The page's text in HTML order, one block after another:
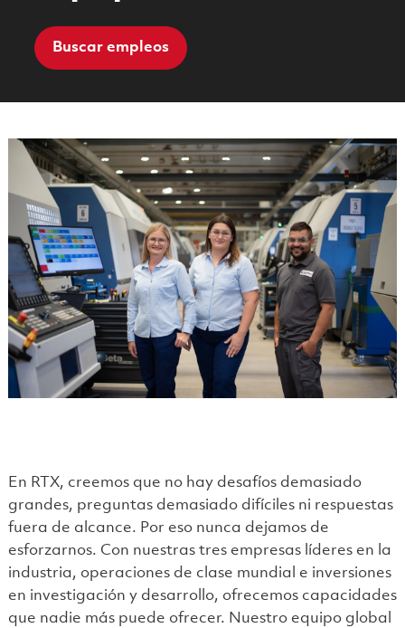
Buscar empleos
En RTX, creemos que no hay desafíos demasiado
grandes, preguntas demasiado difíciles ni respuestas
fuera de alcance. Por eso nunca dejamos de
esforzarnos. Con nuestras tres empresas líderes en la
industria, operaciones de clase mundial e inversiones
en investigación y desarrollo, ofrecemos capacidades
que nadie más puede ofrecer. Nuestro equipo global